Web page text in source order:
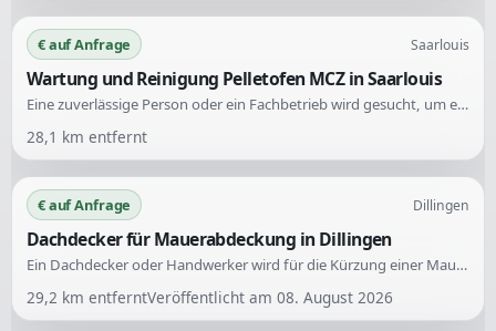
€ auf Anfrage Saarlouis
Wartung und Reinigung Pelletofen MCZ in Saarlouis
Eine zuverlässige Person oder ein Fachbetrieb wird gesucht, um einen Pelletofen von MCZ fachgerecht zu warten und zu reinigen. Der Standort ist Saarlouis und Umgebung.
28,1 km entfernt
€ auf Anfrage Dillingen
Dachdecker für Mauerabdeckung in Dillingen
Ein Dachdecker oder Handwerker wird für die Kürzung einer Mauer und die Anbringung einer Blechabdeckung gesucht. Es handelt sich um Ytong Steine über eine Länge von 8 Metern und eine Kürzung von 20 cm.
29,2 km entferntVeröffentlicht am 08. August 2026